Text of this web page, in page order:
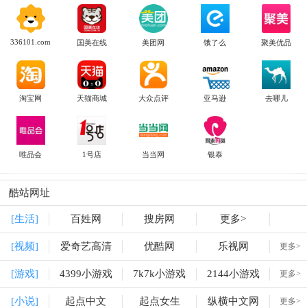
336101.com 国美在线 美团网 饿了么 聚美优品
淘宝网 天猫商城 大众点评 亚马逊 去哪儿
唯品会 1号店 当当网 银泰
酷站网址
[生活] 百姓网 搜房网 更多>
[视频] 爱奇艺高清 优酷网 乐视网 更多>
[游戏] 4399小游戏 7k7k小游戏 2144小游戏 更多>
[小说] 起点中文 起点女生 纵横中文网 更多>